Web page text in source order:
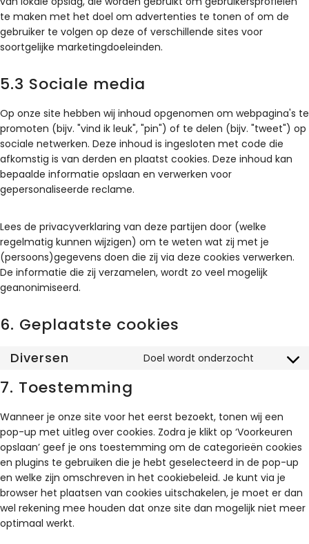
te maken met het doel om advertenties te tonen of om de
gebruiker te volgen op deze of verschillende sites voor
soortgelijke marketingdoeleinden.
5.3 Sociale media
Op onze site hebben wij inhoud opgenomen om webpagina's te
promoten (bijv. "vind ik leuk", "pin") of te delen (bijv. "tweet") op
sociale netwerken. Deze inhoud is ingesloten met code die
afkomstig is van derden en plaatst cookies. Deze inhoud kan
bepaalde informatie opslaan en verwerken voor
gepersonaliseerde reclame.
Lees de privacyverklaring van deze partijen door (welke
regelmatig kunnen wijzigen) om te weten wat zij met je
(persoons)gegevens doen die zij via deze cookies verwerken.
De informatie die zij verzamelen, wordt zo veel mogelijk
geanonimiseerd.
6. Geplaatste cookies
Diversen Doel wordt onderzocht
7. Toestemming
Wanneer je onze site voor het eerst bezoekt, tonen wij een
pop-up met uitleg over cookies. Zodra je klikt op ‘Voorkeuren
opslaan’ geef je ons toestemming om de categorieën cookies
en plugins te gebruiken die je hebt geselecteerd in de pop-up
en welke zijn omschreven in het cookiebeleid. Je kunt via je
browser het plaatsen van cookies uitschakelen, je moet er dan
wel rekening mee houden dat onze site dan mogelijk niet meer
optimaal werkt.